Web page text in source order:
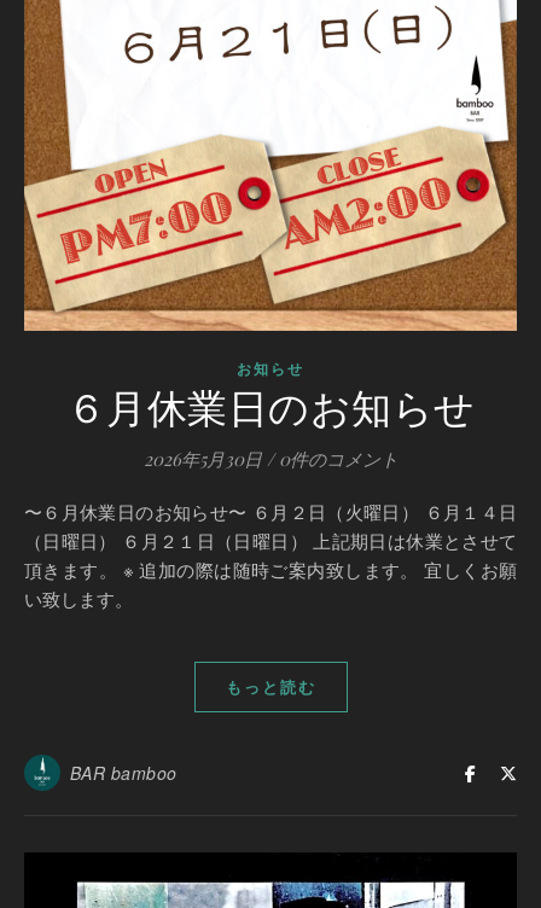
お知らせ
６月休業日のお知らせ
2026年5月30日 / 0件のコメント
〜６月休業日のお知らせ〜 ６月２日（火曜日） ６月１４日
（日曜日） ６月２１日（日曜日） 上記期日は休業とさせて
頂きます。 ※ 追加の際は随時ご案内致します。 宜しくお願
い致します。
もっと読む
BAR bamboo